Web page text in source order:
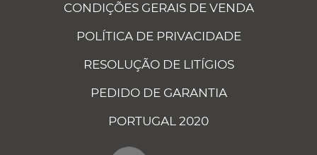
CONDIÇÕES GERAIS DE VENDA
POLÍTICA DE PRIVACIDADE
RESOLUÇÃO DE LITÍGIOS
PEDIDO DE GARANTIA
PORTUGAL 2020